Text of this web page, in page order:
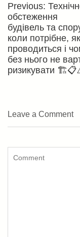
Previous:
post:
обстеження
будівель та
коли потрібне, як
проводиться і
без нього не
ризикувати
Leave a Comment